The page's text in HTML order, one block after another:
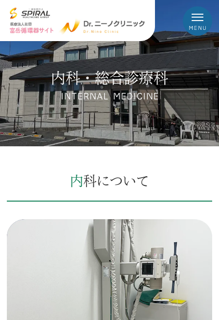
内科・総合診療科
INTERNAL MEDICINE
内科について